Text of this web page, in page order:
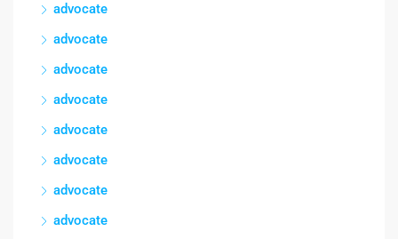
advocate
advocate
advocate
advocate
advocate
advocate
advocate
advocate